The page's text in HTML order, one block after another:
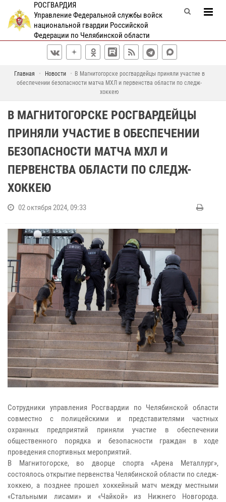
РОСГВАРДИЯ
Управление Федеральной службы войск
национальной гвардии Российской
Федерации по Челябинской области
Главная Новости
В Магнитогорске росгвардейцы приняли участие в
обеспечении безопасности матча МХЛ и первенства области по следж-
хоккею
В МАГНИТОГОРСКЕ РОСГВАРДЕЙЦЫ
ПРИНЯЛИ УЧАСТИЕ В ОБЕСПЕЧЕНИИ
БЕЗОПАСНОСТИ МАТЧА МХЛ И
ПЕРВЕНСТВА ОБЛАСТИ ПО СЛЕДЖ-
ХОККЕЮ
02 октября 2024, 09:33
Сотрудники управления Росгвардии по Челябинской области
совместно с полицейскими и представителями частных
охранных предприятий приняли участие в обеспечении
общественного порядка и безопасности граждан в ходе
проведения спортивных мероприятий.
В Магнитогорске, во дворце спорта «Арена Металлург»,
состоялось открытие первенства Челябинской области по следж-
хоккею, а позднее прошел хоккейный матч между местными
«Стальными лисами» и «Чайкой» из Нижнего Новгорода.